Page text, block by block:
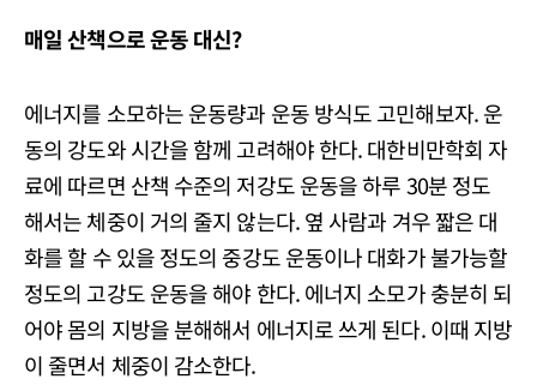
매일 산책으로 운동 대신?
에너지를 소모하는 운동량과 운동 방식도 고민해보자. 운
동의 강도와 시간을 함께 고려해야 한다. 대한비만학회 자
료에 따르면 산책 수준의 저강도 운동을 하루 30분 정도
해서는 체중이 거의 줄지 않는다. 옆 사람과 겨우 짧은 대
화를 할 수 있을 정도의 중강도 운동이나 대화가 불가능할
정도의 고강도 운동을 해야 한다. 에너지 소모가 충분히 되
어야 몸의 지방을 분해해서 에너지로 쓰게 된다. 이때 지방
이 줄면서 체중이 감소한다.